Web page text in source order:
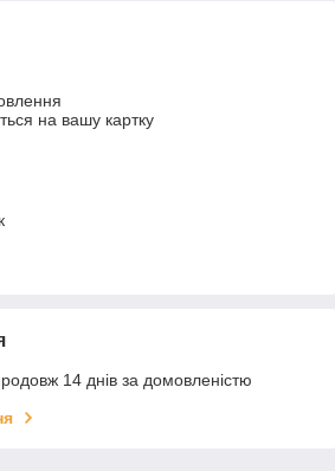
на вашу картку
14 днів за домовленістю